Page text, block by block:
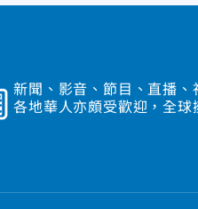
新聞、影音、節目、直播
各地華人亦頗受歡迎，全球